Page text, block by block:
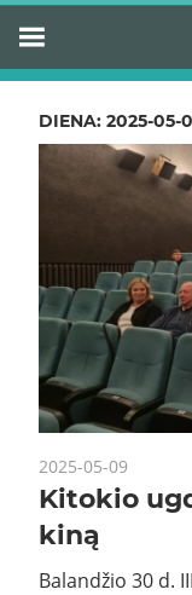
DIENA: 2025-05-
2025-05-09
Kitokio
kiną
Balandžio 30 d.